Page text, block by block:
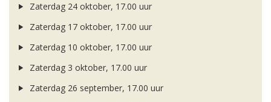
Zaterdag 24 oktober, 17.00 uur
Zaterdag 17 oktober, 17.00 uur
Zaterdag 10 oktober, 17.00 uur
Zaterdag 3 oktober, 17.00 uur
Zaterdag 26 september, 17.00 uur